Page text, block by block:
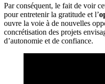
Par conséquent, le fait de voir
pour entretenir la gratitude et l’
ouvre la voie à de nouvelles
concrétisation des projets
d’autonomie et de confiance.